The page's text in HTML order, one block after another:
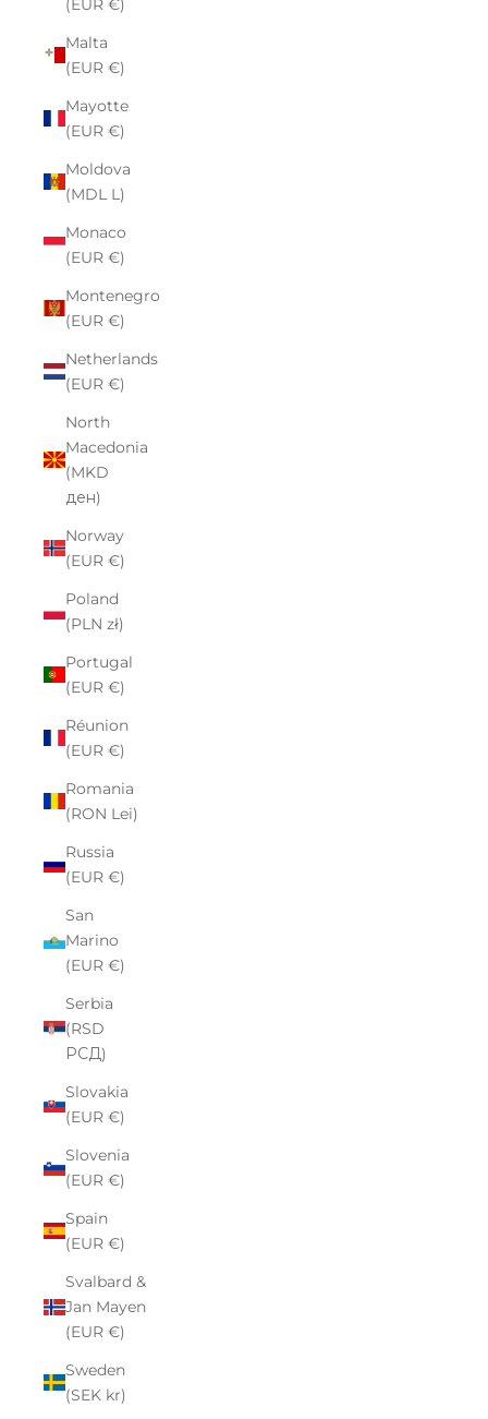
(EUR €)
Malta
(EUR €)
Mayotte
(EUR €)
Moldova
(MDL L)
Monaco
(EUR €)
Montenegro
(EUR €)
Netherlands
(EUR €)
North
Macedonia
(MKD
ден)
Norway
(EUR €)
Poland
(PLN zł)
Portugal
(EUR €)
Réunion
(EUR €)
Romania
(RON Lei)
Russia
(EUR €)
San
Marino
(EUR €)
Serbia
(RSD
РСД)
Slovakia
(EUR €)
Slovenia
(EUR €)
Spain
(EUR €)
Svalbard &
Jan Mayen
(EUR €)
Sweden
(SEK kr)